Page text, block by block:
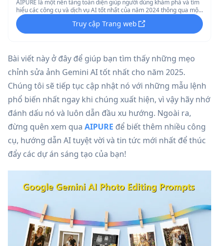
AIPURE là một nền tảng toàn diện giúp người dùng khám phá và tìm
hiểu các công cụ và dịch vụ AI tốt nhất của năm 2024 thông qua một
giao diện tìm kiếm dễ sử dụng.
Truy cập Trang web
Bài viết này ở đây để giúp bạn tìm thấy những mẹo
chỉnh sửa ảnh Gemini AI tốt nhất cho năm 2025.
Chúng tôi sẽ tiếp tục cập nhật nó với những mẫu lệnh
phổ biến nhất ngay khi chúng xuất hiện, vì vậy hãy nhớ
đánh dấu nó và luôn dẫn đầu xu hướng. Ngoài ra,
đừng quên xem qua AIPURE để biết thêm nhiều công
cụ, hướng dẫn AI tuyệt vời và tin tức mới nhất để thúc
đẩy các dự án sáng tạo của bạn!